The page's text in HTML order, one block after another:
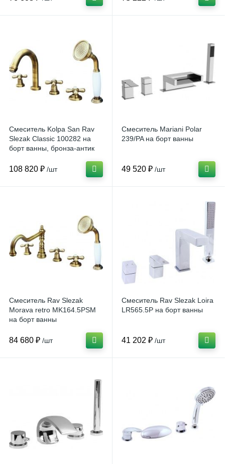
Смеситель Kolpa San Rav
Slezak Classic 100282 на
борт ванны, бронза-антик
108 820 ₽ /шт
Смеситель Mariani Polar
239/PA на борт ванны
49 520 ₽ /шт
Смеситель Rav Slezak
Morava retro MK164.5PSM
на борт ванны
84 680 ₽ /шт
Смеситель Rav Slezak Loira
LR565.5P на борт ванны
41 202 ₽ /шт